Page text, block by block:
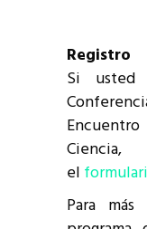
Registro
Si usted
el
Para